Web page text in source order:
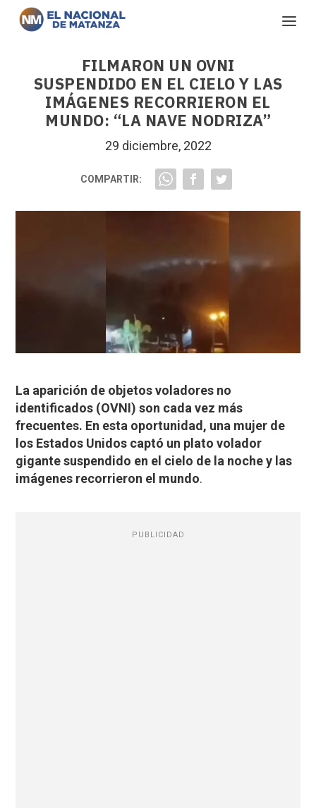
FILMARON UN OVNI
SUSPENDIDO EN EL CIELO Y LAS
IMÁGENES RECORRIERON EL
MUNDO: “LA NAVE NODRIZA”
29 diciembre, 2022
COMPARTIR:
La aparición de objetos voladores no
identificados (OVNI) son cada vez más
frecuentes. En esta oportunidad, una mujer de
los Estados Unidos captó un plato volador
gigante suspendido en el cielo de la noche y las
imágenes recorrieron el mundo.
PUBLICIDAD